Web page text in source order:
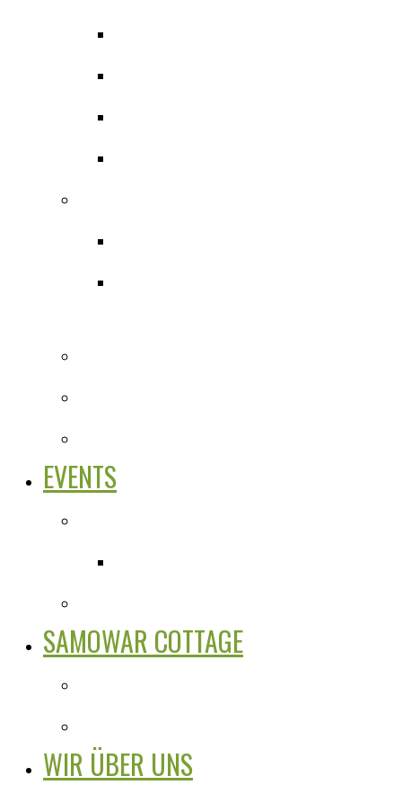
EVENTS
SAMOWAR COTTAGE
WIR ÜBER UNS